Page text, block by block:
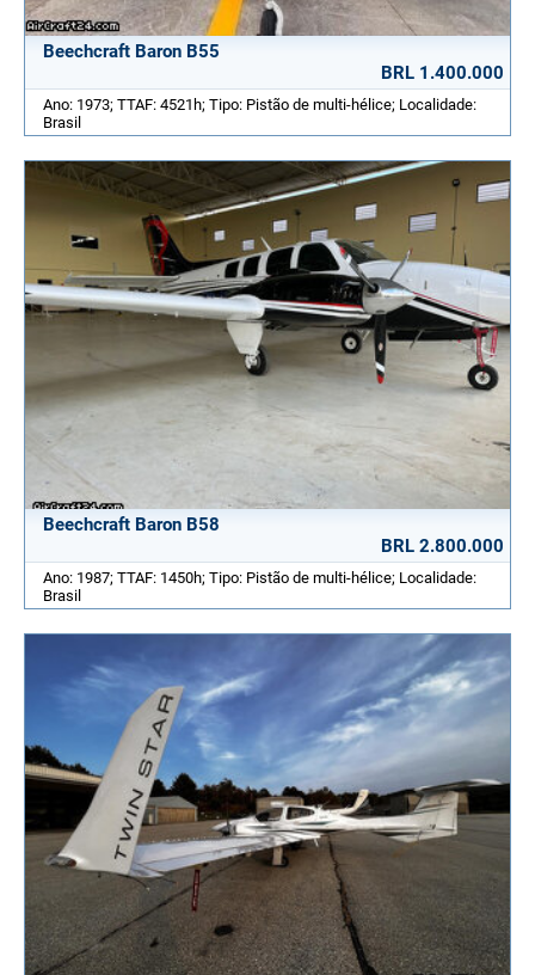
Beechcraft Baron B55
BRL 1.400.000
Ano: 1973; TTAF: 4521h; Tipo: Pistão de multi-hélice; Localidade:
Brasil
Beechcraft Baron B58
BRL 2.800.000
Ano: 1987; TTAF: 1450h; Tipo: Pistão de multi-hélice; Localidade:
Brasil